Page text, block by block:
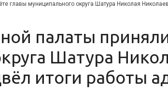
главы муниципального округа Шатура Николая
Шатура
итоги работы